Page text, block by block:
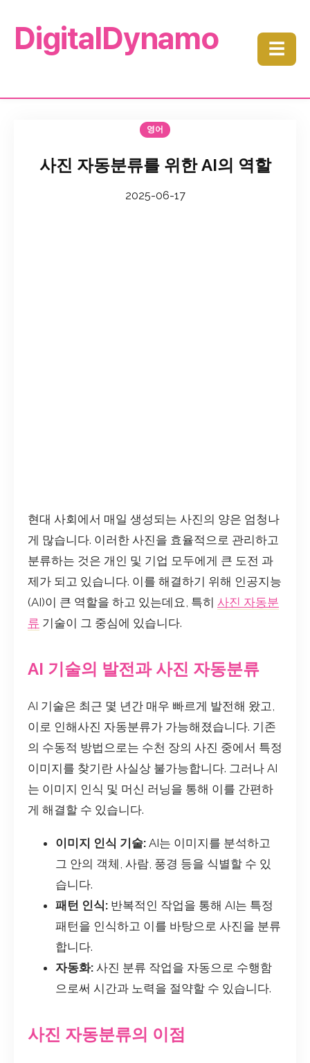
DigitalDynamo ☰
영어
사진 자동분류를 위한 AI의 역할
2025-06-17
현대 사회에서 매일 생성되는 사진의 양은 엄청나
게 많습니다. 이러한 사진을 효율적으로 관리하고
분류하는 것은 개인 및 기업 모두에게 큰 도전 과
제가 되고 있습니다. 이를 해결하기 위해 인공지능
(AI)이 큰 역할을 하고 있는데요, 특히 사진 자동분
류 기술이 그 중심에 있습니다.
AI 기술의 발전과 사진 자동분류
AI 기술은 최근 몇 년간 매우 빠르게 발전해 왔고,
이로 인해사진 자동분류가 가능해졌습니다. 기존
의 수동적 방법으로는 수천 장의 사진 중에서 특정
이미지를 찾기란 사실상 불가능합니다. 그러나 AI
는 이미지 인식 및 머신 러닝을 통해 이를 간편하
게 해결할 수 있습니다.
이미지 인식 기술: AI는 이미지를 분석하고
그 안의 객체, 사람, 풍경 등을 식별할 수 있
습니다.
패턴 인식: 반복적인 작업을 통해 AI는 특정
패턴을 인식하고 이를 바탕으로 사진을 분류
합니다.
자동화: 사진 분류 작업을 자동으로 수행함
으로써 시간과 노력을 절약할 수 있습니다.
사진 자동분류의 이점